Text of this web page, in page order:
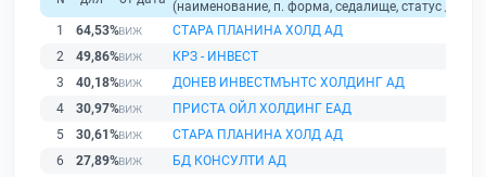
(наименование, п. форма, седалище, статус /
1
64,53%
СТАРА ПЛАНИНА ХОЛД АД
2
49,86%
КРЗ - ИНВЕСТ
3
40,18%
ДОНЕВ ИНВЕСТМЪНТС ХОЛДИНГ АД
4
30,97%
ПРИСТА ОЙЛ ХОЛДИНГ ЕАД
5
30,61%
СТАРА ПЛАНИНА ХОЛД АД
6
27,89%
БД КОНСУЛТИ АД